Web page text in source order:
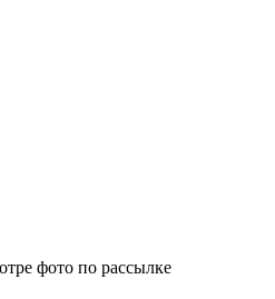
фото по рассылке